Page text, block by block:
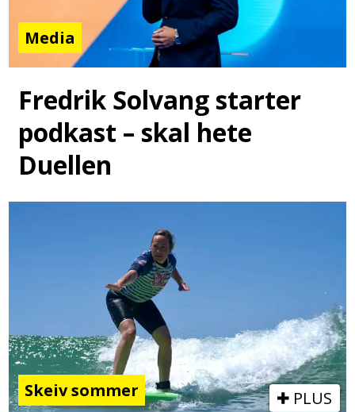
Media
Fredrik Solvang starter
podkast – skal hete
Duellen
Skeiv sommer PLUS